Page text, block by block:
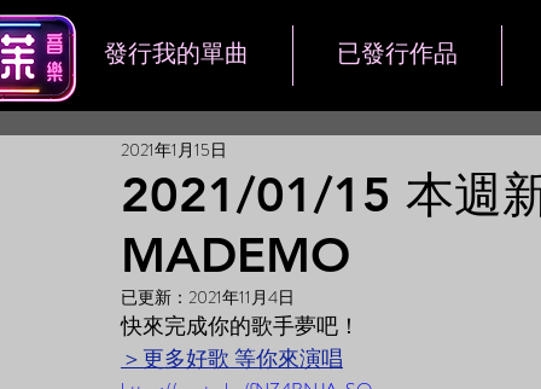
發行我的單曲 已發行作品
2021/01/15 本週
MADEMO
2021年1月15日
已更新： 2021年11月4日
快來完成你的歌手夢吧！
＞更多好歌 等你來演唱